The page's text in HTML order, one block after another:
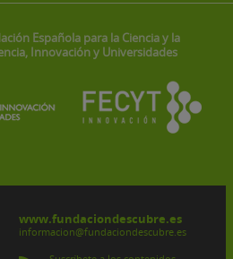
Española para la Ciencia y la
Innovación y Universidades
www.fundaciondescubre.es
informacion@fundaciondescubre.es